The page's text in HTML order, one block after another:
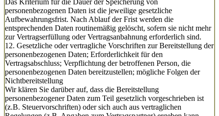
Das Kriterium für die Dauer der Speicherung von
personenbezogenen Daten ist die jeweilige gesetzliche
Aufbewahrungsfrist. Nach Ablauf der Frist werden die
entsprechenden Daten routinemäßig gelöscht, sofern sie nicht mehr
zur Vertragserfüllung oder Vertragsanbahnung erforderlich sind.
12. Gesetzliche oder vertragliche Vorschriften zur Bereitstellung der
personenbezogenen Daten; Erforderlichkeit für den
Vertragsabschluss; Verpflichtung der betroffenen Person, die
personenbezogenen Daten bereitzustellen; mögliche Folgen der
Nichtbereitstellung
Wir klären Sie darüber auf, dass die Bereitstellung
personenbezogener Daten zum Teil gesetzlich vorgeschrieben ist
(z.B. Steuervorschriften) oder sich auch aus vertraglichen